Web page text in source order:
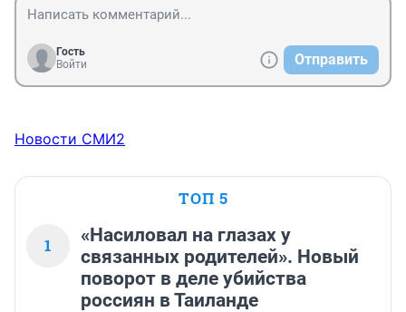
Гость
Войти
Отправить
Новости СМИ2
ТОП 5
1
«Насиловал на глазах у
связанных родителей». Новый
поворот в деле убийства
россиян в Таиланде